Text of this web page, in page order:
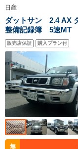
日産
ダットサン 2.4 AX
整備記録簿 5速MT
ノート タイミング
ー 走行54000キロ
販売店保証 購入プラン付
無